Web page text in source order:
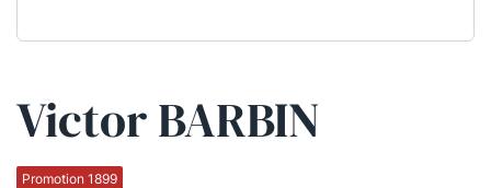
Victor BARBIN
Promotion 1899
Qui sommes-nous ?
La Conférence